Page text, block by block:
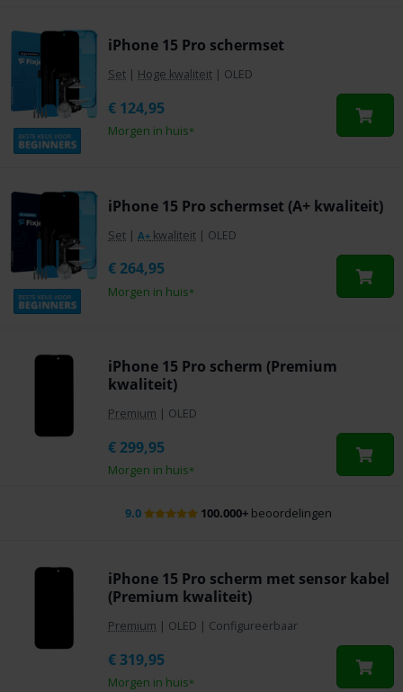
iPhone 15 Pro schermset
Set | Hoge kwaliteit | OLED
Morgen in huis*
€ 124,95
iPhone 15 Pro schermset (A+ kwaliteit)
Set | A+ kwaliteit | OLED
Morgen in huis*
€ 264,95
iPhone 15 Pro scherm (Premium
kwaliteit)
Premium | OLED
Morgen in huis*
€ 299,95
iPhone 15 Pro scherm met sensor kabel
(Premium kwaliteit)
Premium | OLED | Configureerbaar
Morgen in huis*
€319,95
100.000+beoordelingen